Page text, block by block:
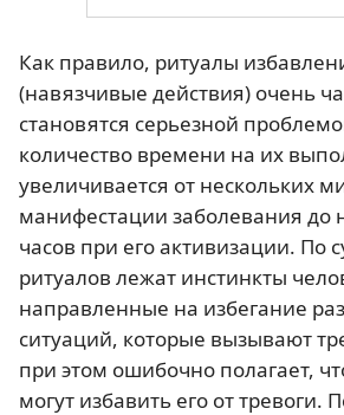
Как правило, ритуалы
(навязчивые действия) очень
становятся серьезной
количество времени на их
увеличивается от нескольких
манифестации заболевания до
часов при его активизации. По
ритуалов лежат инстинкты
направленные на избегание
ситуаций, которые вызывают
при этом ошибочно полагает,
могут избавить его от тревоги.